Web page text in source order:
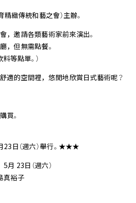
精緻傳統和藝之會）主辦。
，邀請各類藝術家前來演出。
，但無需點餐。
等點單。）
適的空間裡，悠閒地欣賞日式藝術呢？
買。
日（週六）舉行。★★★
23日（週六）
裕子